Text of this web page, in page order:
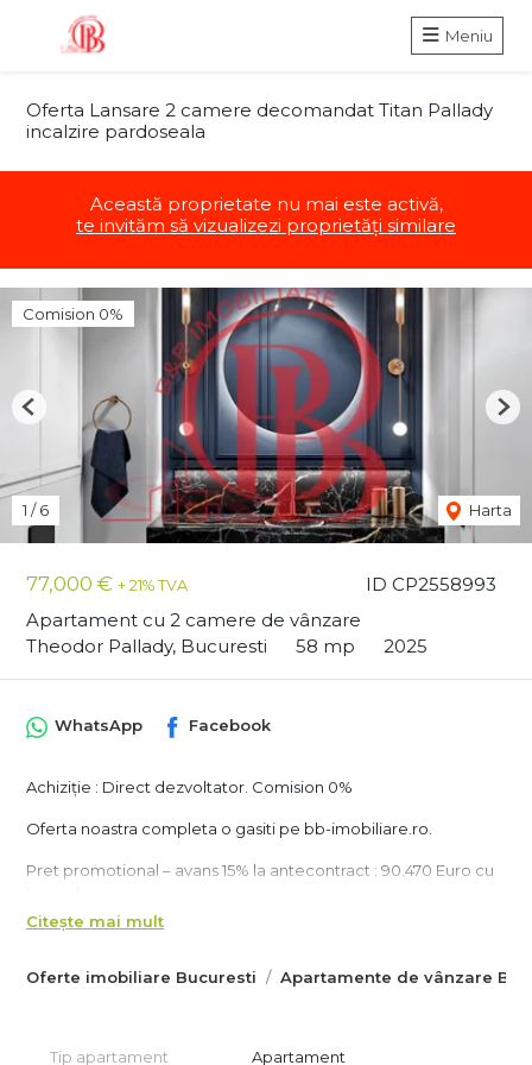
Meniu
Oferta Lansare 2 camere decomandat Titan Pallady
incalzire pardoseala
Această proprietate nu mai este activă,
te invităm să vizualizezi proprietăți similare
ID CP2558993
77,000 € + 21% TVA
Apartament cu 2 camere de vânzare
Theodor Pallady, Bucuresti
58 mp 2025
Comision 0%
1 /6 Harta
Previous
Oferte imobiliare Bucuresti Apartamente de vânzare
WhatsApp Facebook
Achiziție : Direct dezvoltator. Comision 0%
Oferta noastra completa o gasiti pe bb-imobiliare.ro.
Pret promotional – avans 15% la antecontract : 90.470 Euro cu
Pret promotional – avans 50% la antecontract : 87.200 Euro cu
tva inclus .
tva inclus .
metrou Nicolae Teclu . In proximitate gasim : gradinite, scoli,
Citește mai mult
Tip apartament Apartament